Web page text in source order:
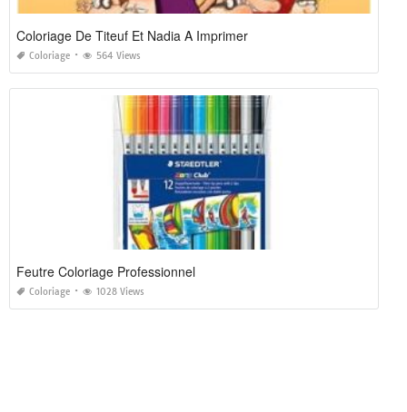
Coloriage De Titeuf Et Nadia A Imprimer
Coloriage 564 Views
Feutre Coloriage Professionnel
Coloriage 1028 Views